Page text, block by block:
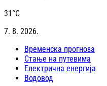
31 °C
7. 8. 2026.
Временска прогноза
Стање на путевима
Електрична енергија
Водовод